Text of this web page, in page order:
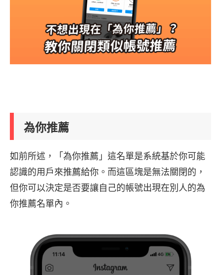
為你推薦
如前所述，「為你推薦」這名單是系統基於你可能
認識的用戶來推薦給你。而這區塊是無法關閉的，
但你可以決定是否要讓自己的帳號出現在別人的為
你推薦名單內。